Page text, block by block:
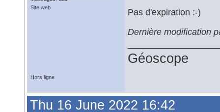
Site web
Pas d'expiration :-)
Dernière modification
Géoscope
Hors ligne
Thu 16 June 2022 16:42